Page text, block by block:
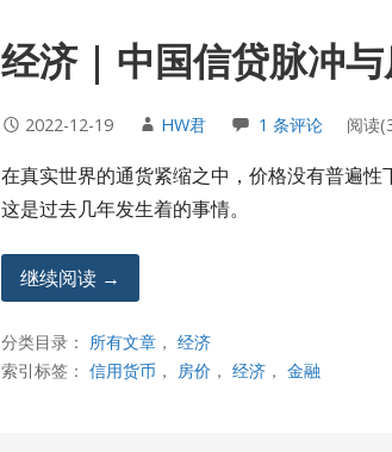
经济 | 中国信贷脉冲
2022-12-19 HW君 1 条评论 阅读
在真实世界的通货紧缩之中，价格没有普遍性
这是过去几年发生着的事情。
继续阅读 →
分类目录： 所有文章 ，经济
索引标签：信用货币 ， 房价 ，经济 ，金融